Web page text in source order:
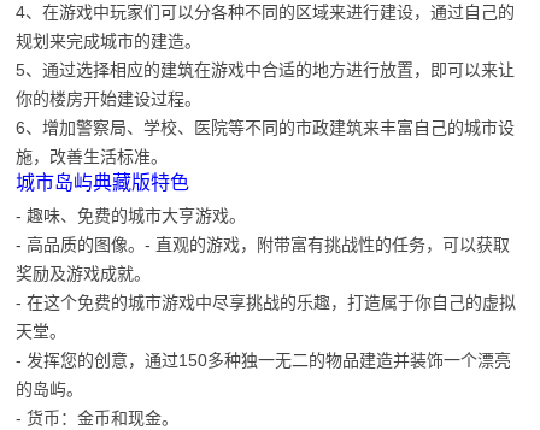
4、在游戏中玩家们可以分各种不同的区域来进行建设，通过自己的
规划来完成城市的建造。
5、通过选择相应的建筑在游戏中合适的地方进行放置，即可以来让
你的楼房开始建设过程。
6、增加警察局、学校、医院等不同的市政建筑来丰富自己的城市设
施，改善生活标准。
城市岛屿典藏版特色
- 趣味、免费的城市大亨游戏。
- 高品质的图像。- 直观的游戏，附带富有挑战性的任务，可以获取
奖励及游戏成就。
- 在这个免费的城市游戏中尽享挑战的乐趣，打造属于你自己的虚拟
天堂。
- 发挥您的创意，通过150多种独一无二的物品建造并装饰一个漂亮
的岛屿。
- 货币：金币和现金。